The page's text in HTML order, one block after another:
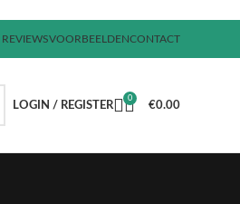
REVIEWSVOORBEELDENCONTACT
LOGIN / REGISTER
0
€0.00